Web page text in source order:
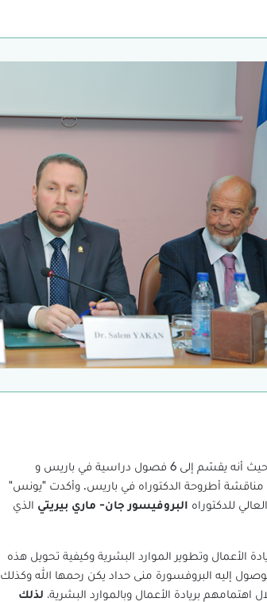
وشرحت "يونس" البرنامج من الناحية الدراسية حيث أنه يقسّم إلى 6 فصول دراسية في باريس و
مناقشة أطروحة الدكتوراه في باريس. وأكدت "يونس"
للدكتوراه البروفيسور جان- ماري بيريتي الذي
الأعمال وتطوير الموارد البشرية وكيفية تحويل هذه
إليه البروفسورة منى حداد يكن رحمها الله وكذلك
بريادة الأعمال وبالموارد البشرية، لذلك